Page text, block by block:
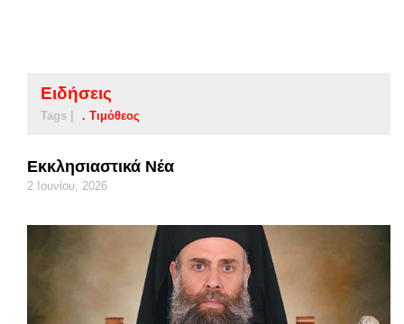
Ειδήσεις
Tags | . Τιμόθεος
Εκκλησιαστικά Νέα
2 Ιουνίου, 2026